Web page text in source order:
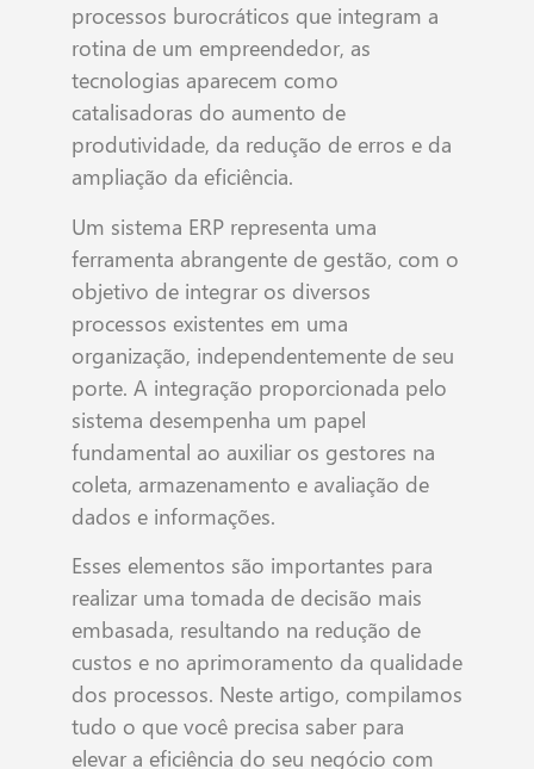
processos burocráticos que integram a
rotina de um empreendedor, as
tecnologias aparecem como
catalisadoras do aumento de
produtividade, da redução de erros e da
ampliação da eficiência.
Um sistema ERP representa uma
ferramenta abrangente de gestão, com o
objetivo de integrar os diversos
processos existentes em uma
organização, independentemente de seu
porte. A integração proporcionada pelo
sistema desempenha um papel
fundamental ao auxiliar os gestores na
coleta, armazenamento e avaliação de
dados e informações.
Esses elementos são importantes para
realizar uma tomada de decisão mais
embasada, resultando na redução de
custos e no aprimoramento da qualidade
dos processos. Neste artigo, compilamos
tudo o que você precisa saber para
elevar a eficiência do seu negócio com